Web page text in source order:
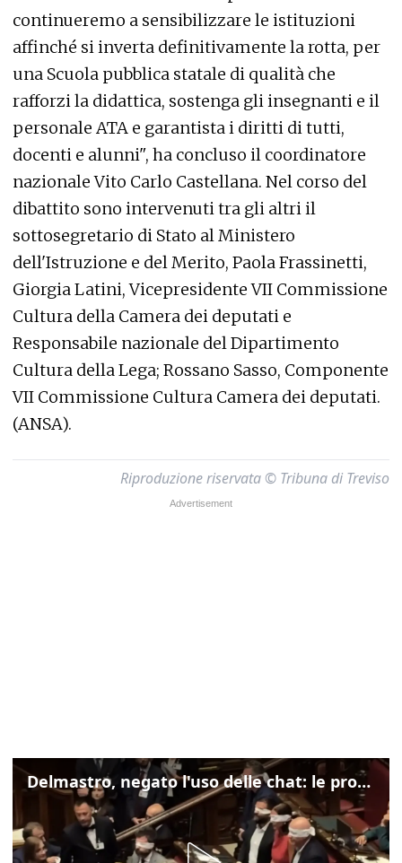
continueremo a sensibilizzare le istituzioni
affinché si inverta definitivamente la rotta, per
una Scuola pubblica statale di qualità che
rafforzi la didattica, sostenga gli insegnanti e il
personale ATA e garantista i diritti di tutti,
docenti e alunni", ha concluso il coordinatore
nazionale Vito Carlo Castellana. Nel corso del
dibattito sono intervenuti tra gli altri il
sottosegretario di Stato al Ministero
dell'Istruzione e del Merito, Paola Frassinetti,
Giorgia Latini, Vicepresidente VII Commissione
Cultura della Camera dei deputati e
Responsabile nazionale del Dipartimento
Cultura della Lega; Rossano Sasso, Componente
VII Commissione Cultura Camera dei deputati.
(ANSA).
Riproduzione riservata © Tribuna di Treviso
Delmastro, negato l'uso delle chat: le proteste di Avs e M5s